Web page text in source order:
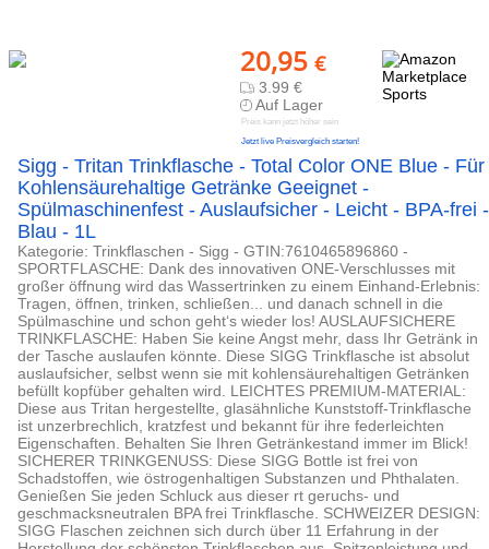
20,95 €
3.99 €
Auf Lager
Preis kann jetzt höher sein
Jetzt live Preisvergleich starten!
Sigg - Tritan Trinkflasche - Total Color ONE Blue - Für
Kohlensäurehaltige Getränke Geeignet -
Spülmaschinenfest - Auslaufsicher - Leicht - BPA-frei -
Blau - 1L
Kategorie: Trinkflaschen - Sigg - GTIN:7610465896860 -
SPORTFLASCHE: Dank des innovativen ONE-Verschlusses mit
großer öffnung wird das Wassertrinken zu einem Einhand-Erlebnis:
Tragen, öffnen, trinken, schließen... und danach schnell in die
Spülmaschine und schon geht‘s wieder los! AUSLAUFSICHERE
TRINKFLASCHE: Haben Sie keine Angst mehr, dass Ihr Getränk in
der Tasche auslaufen könnte. Diese SIGG Trinkflasche ist absolut
auslaufsicher, selbst wenn sie mit kohlensäurehaltigen Getränken
befüllt kopfüber gehalten wird. LEICHTES PREMIUM-MATERIAL:
Diese aus Tritan hergestellte, glasähnliche Kunststoff-Trinkflasche
ist unzerbrechlich, kratzfest und bekannt für ihre federleichten
Eigenschaften. Behalten Sie Ihren Getränkestand immer im Blick!
SICHERER TRINKGENUSS: Diese SIGG Bottle ist frei von
Schadstoffen, wie östrogenhaltigen Substanzen und Phthalaten.
Genießen Sie jeden Schluck aus dieser rt geruchs- und
geschmacksneutralen BPA frei Trinkflasche. SCHWEIZER DESIGN:
SIGG Flaschen zeichnen sich durch über 11 Erfahrung in der